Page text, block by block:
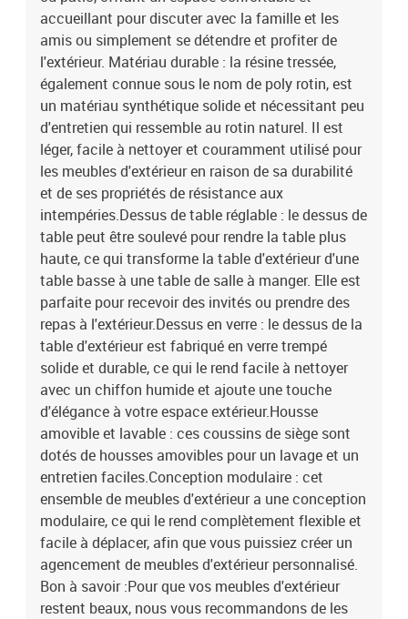
enduit de poudreDimensions : 83 x 62 x 69 cm (l x P x H)Dimension
du siège : 55 x 55 cm (l x P)Hauteur du siège à partir du sol (sans
coussin) : 37 cmHauteur des accoudoirs à partir du sol : 55
cmLargeur de l'accoudoir : 27,5 cmTable :Couleur : grisMatériau :
résine tressée, acier enduit de poudre, verre trempéDimensions :
100 x 55 x 44/73 cm (L x l x H)Tabouret :Couleur : grisMatériau :
résine tressée, acier enduit de poudreDimensions : 55 x 55 x 37 cm
(l x P x H)Coussin :Couleur : gris foncéMatériau de la couverture :
tissu (100 % polyester)Matériau de remplissage du coussin de
siège : mousseMatériau de remplissage du coussin de dossier :
fibre de cotonDimensions du coussin de siège : 55 x 55 x 3 cm (l x
P x é)Dimensions du coussin de dossier : 55 x 45 x 13 cm (L x l x
é)La livraison contient :1 x canapé d'angle3 x siège central2 x
canapé avec accoudoirs1 x tabouret de jardin avec fonction de
rangement1 x table de jardin7 x coussin de dossier7 x coussin de
siège avec housse amovible et lavable
accueillant pour discuter avec la famille et les
amis ou simplement se détendre et profiter de
l'extérieur. Matériau durable : la résine tressée,
également connue sous le nom de poly rotin, est
un matériau synthétique solide et nécessitant peu
d'entretien qui ressemble au rotin naturel. Il est
léger, facile à nettoyer et couramment utilisé pour
les meubles d'extérieur en raison de sa durabilité
et de ses propriétés de résistance aux
intempéries.Dessus de table réglable : le dessus de
table peut être soulevé pour rendre la table plus
haute, ce qui transforme la table d'extérieur d'une
table basse à une table de salle à manger. Elle est
parfaite pour recevoir des invités ou prendre des
repas à l'extérieur.Dessus en verre : le dessus de la
table d'extérieur est fabriqué en verre trempé
solide et durable, ce qui le rend facile à nettoyer
avec un chiffon humide et ajoute une touche
d'élégance à votre espace extérieur.Housse
amovible et lavable : ces coussins de siège sont
dotés de housses amovibles pour un lavage et un
entretien faciles.Conception modulaire : cet
ensemble de meubles d'extérieur a une conception
modulaire, ce qui le rend complètement flexible et
facile à déplacer, afin que vous puissiez créer un
agencement de meubles d'extérieur personnalisé.
Bon à savoir :Pour que vos meubles d'extérieur
restent beaux, nous vous recommandons de les